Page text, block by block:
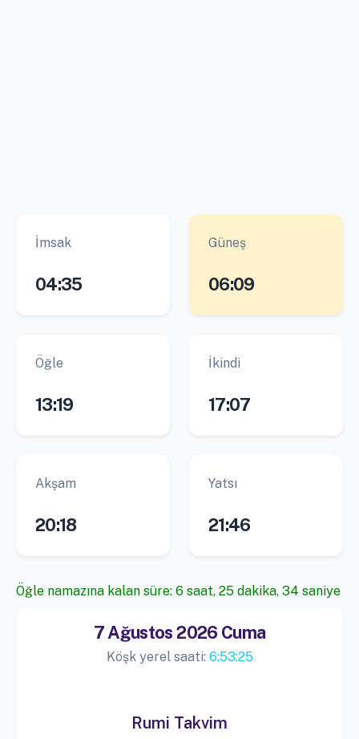
İmsak
04:35
Güneş
06:09
Öğle
13:19
İkindi
17:07
Akşam
20:18
Yatsı
21:46
Öğle namazına kalan süre: 6 saat, 25 dakika, 33 saniye
7 Ağustos 2026 Cuma
Köşk yerel saati: 6:53:26
Rumi Takvim